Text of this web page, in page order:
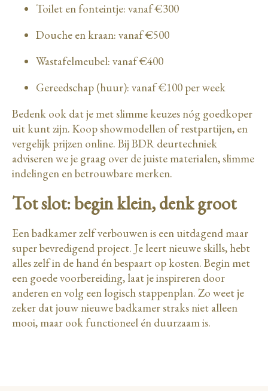
Toilet en fonteintje: vanaf €300
Douche en kraan: vanaf €500
Wastafelmeubel: vanaf €400
Gereedschap (huur): vanaf €100 per week
Bedenk ook dat je met slimme keuzes nóg goedkoper
uit kunt zijn. Koop showmodellen of restpartijen, en
vergelijk prijzen online. Bij BDR deurtechniek
adviseren we je graag over de juiste materialen, slimme
indelingen en betrouwbare merken.
Tot slot: begin klein, denk groot
Een badkamer zelf verbouwen is een uitdagend maar
super bevredigend project. Je leert nieuwe skills, hebt
alles zelf in de hand én bespaart op kosten. Begin met
een goede voorbereiding, laat je inspireren door
anderen en volg een logisch stappenplan. Zo weet je
zeker dat jouw nieuwe badkamer straks niet alleen
mooi, maar ook functioneel én duurzaam is.